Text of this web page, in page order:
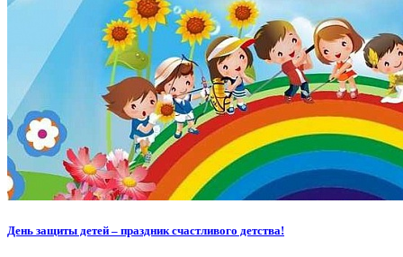
День защиты детей – праздник счастливого детства!